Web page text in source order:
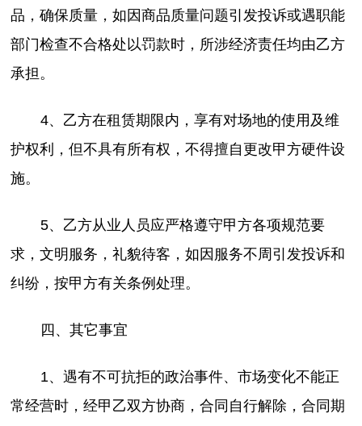
品，确保质量，如因商品质量问题引发投诉或遇职能
部门检查不合格处以罚款时，所涉经济责任均由乙方
承担。
4、乙方在租赁期限内，享有对场地的使用及维
护权利，但不具有所有权，不得擅自更改甲方硬件设
施。
5、乙方从业人员应严格遵守甲方各项规范要
求，文明服务，礼貌待客，如因服务不周引发投诉和
纠纷，按甲方有关条例处理。
四、其它事宜
1、遇有不可抗拒的政治事件、市场变化不能正
常经营时，经甲乙双方协商，合同自行解除，合同期